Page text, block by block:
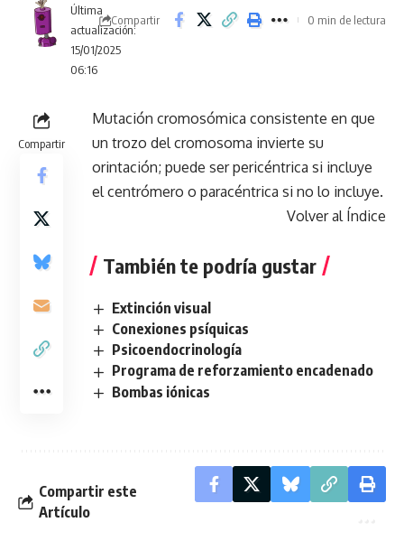
Última
actualización:
15/01/2025
06:16
Compartir 0 min de lectura
Compartir
Mutación cromosómica consistente en que
un trozo del cromosoma invierte su
orintación; puede ser pericéntrica si incluye
el centrómero o paracéntrica si no lo incluye.
Volver al Índice
También te podría gustar
Extinción visual
Conexiones psíquicas
Psicoendocrinología
Programa de reforzamiento encadenado
Bombas iónicas
Compartir este
Artículo